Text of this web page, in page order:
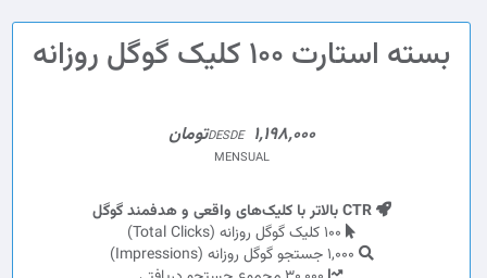
بسته استارت 100 کلیک گوگل روزانه
DESDE 1,198,000تومان
MENSUAL
CTR بالاتر با کلیک‌های واقعی و هدفمند گوگل